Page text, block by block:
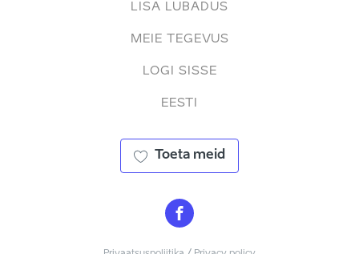
LISA LUBADUS
MEIE TEGEVUS
LOGI SISSE
EESTI
Toeta meid